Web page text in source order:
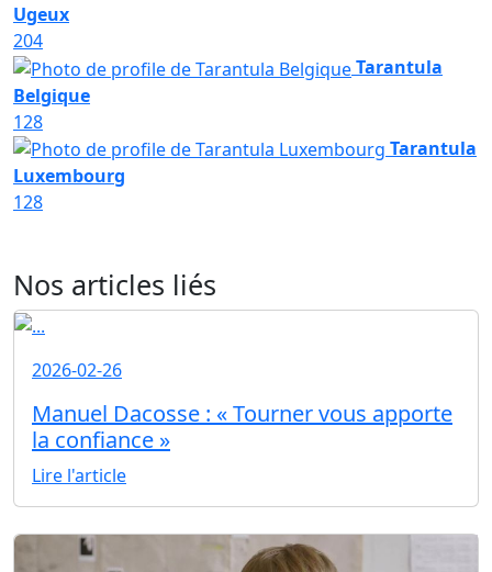
Ugeux
204
Tarantula
Belgique
128
Tarantula
Luxembourg
128
Nos articles liés
2026-02-26
Manuel Dacosse : « Tourner vous apporte
la confiance »
Lire l'article